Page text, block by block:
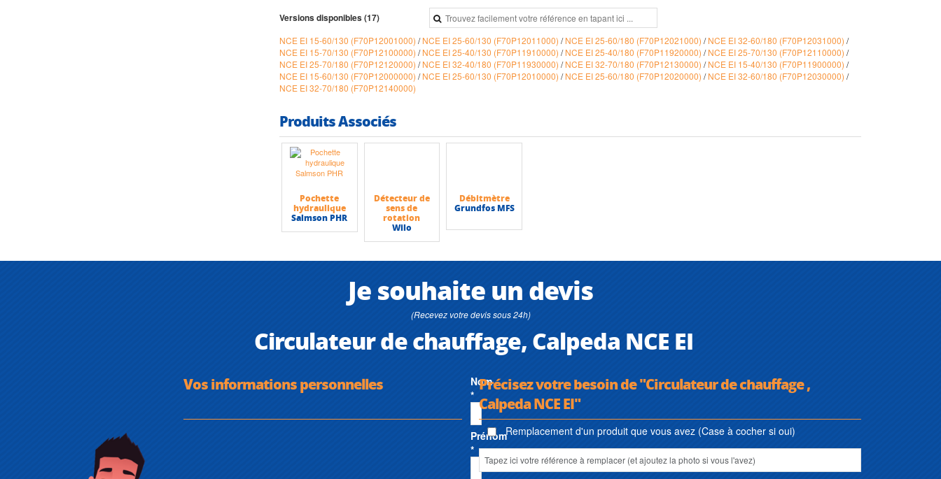
Versions disponibles (17)
NCE EI 15-60/130 (F70P12001000) /NCE EI 25-60/130 (F70P12011000) /NCE EI 25-60/180 (F70P12021000) /NCE EI 32-60/180 (F70P12031000) /
NCE EI 15-70/130 (F70P12100000) /NCE EI 25-40/130 (F70P11910000) /NCE EI 25-40/180 (F70P11920000) /NCE EI 25-70/130 (F70P12110000) /
NCE EI 25-70/180 (F70P12120000) /NCE EI 32-40/180 (F70P11930000) /NCE EI 32-70/180 (F70P12130000) /NCE EI 15-40/130 (F70P11900000) /
NCE EI 15-60/130 (F70P12000000) /NCE EI 25-60/130 (F70P12010000) /NCE EI 25-60/180 (F70P12020000) /NCE EI 32-60/180 (F70P12030000) /
NCE EI 32-70/180 (F70P12140000)
Produits Associés
Pochette
hydraulique
Salmson PHR
Détecteur de
sens de
rotation
Wilo
Débitmètre
Grundfos MFS
Je souhaite un devis
(Recevez votre devis sous 24h)
Circulateur de chauffage, Calpeda NCE EI
Vos informations personnelles
Nom
*
Prénom
*
Précisez votre besoin de "Circulateur de chauffage ,
Calpeda NCE EI"
Remplacement d'un produit que vous avez (Case à cocher si oui)